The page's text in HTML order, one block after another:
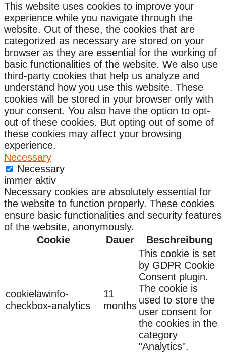
This website uses cookies to improve your
experience while you navigate through the
website. Out of these, the cookies that are
categorized as necessary are stored on your
browser as they are essential for the working of
basic functionalities of the website. We also use
third-party cookies that help us analyze and
understand how you use this website. These
cookies will be stored in your browser only with
your consent. You also have the option to opt-
out of these cookies. But opting out of some of
these cookies may affect your browsing
experience.
Necessary
Necessary
immer aktiv
Necessary cookies are absolutely essential for
the website to function properly. These cookies
ensure basic functionalities and security features
of the website, anonymously.
Cookie
Dauer Beschreibung
cookielawinfo-
checkbox-analytics
11
months
This cookie is set
by GDPR Cookie
Consent plugin.
The cookie is
used to store the
user consent for
the cookies in the
category
"Analytics".